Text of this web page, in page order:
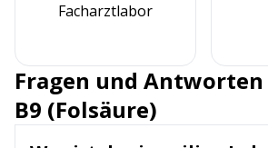
Facharztlabor
Fragen und
B9 (Folsäure)